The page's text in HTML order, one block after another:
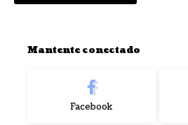
Mantente conectado
Facebook